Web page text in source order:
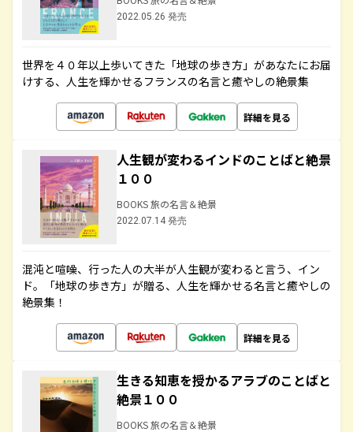
2022.05.26 発売
世界を４０年以上歩いてきた「地球の歩き方」があなたにお届
けする、人生を輝かせるフランスの名言と癒やしの絶景集
詳細を見る
人生観が変わるインドのことばと絶景
１００
BOOKS 旅の名言＆絶景
2022.07.14 発売
混沌と喧噪、行った人の大半が人生観が変わると言う、イン
ド。「地球の歩き方」が贈る、人生を輝かせる名言と癒やしの
絶景集！
詳細を見る
生きる知恵を授かるアラブのことばと
絶景１００
BOOKS 旅の名言＆絶景